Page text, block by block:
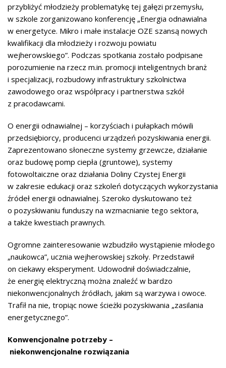
przybliżyć młodzieży problematykę tej gałęzi przemysłu,
w szkole zorganizowano konferencję „Energia odnawialna
w energetyce. Mikro i małe instalacje OZE szansą nowych
kwalifikacji dla młodzieży i rozwoju powiatu
wejherowskiego”. Podczas spotkania zostało podpisane
porozumienie na rzecz m.in. promocji inteligentnych branż
i specjalizacji, rozbudowy infrastruktury szkolnictwa
zawodowego oraz współpracy i partnerstwa szkół
z pracodawcami.
O energii odnawialnej – korzyściach i pułapkach mówili
przedsiębiorcy, producenci urządzeń pozyskiwania energii.
Zaprezentowano słoneczne systemy grzewcze, działanie
oraz budowę pomp ciepła (gruntowe), systemy
fotowoltaiczne oraz działania Doliny Czystej Energii
w zakresie edukacji oraz szkoleń dotyczących wykorzystania
źródeł energii odnawialnej. Szeroko dyskutowano też
o pozyskiwaniu funduszy na wzmacnianie tego sektora,
a także kwestiach prawnych.
Ogromne zainteresowanie wzbudziło wystąpienie młodego
„naukowca”, ucznia wejherowskiej szkoły. Przedstawił
on ciekawy eksperyment. Udowodnił doświadczalnie,
że energię elektryczną można znaleźć w bardzo
niekonwencjonalnych źródłach, jakim są warzywa i owoce.
Trafił na nie, tropiąc nowe ścieżki pozyskiwania „zasilania
energetycznego”.
Konwencjonalne potrzeby –
niekonwencjonalne rozwiązania